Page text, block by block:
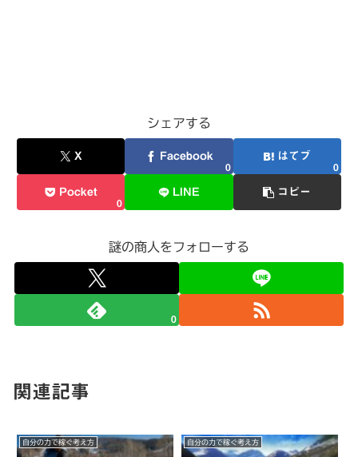
シェアする
X Facebook
0
はてブ
0
Pocket
0
LINE コピー
謎の商人をフォローする
0
関連記事
自分の力で稼ぐ考え方 自分の力で稼ぐ考え方